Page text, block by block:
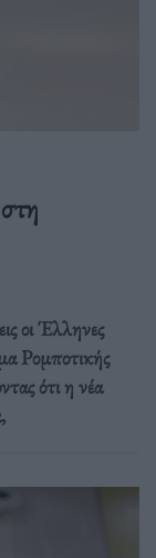
οι Έλληνες
Ρομποτικής
ότι η νέα